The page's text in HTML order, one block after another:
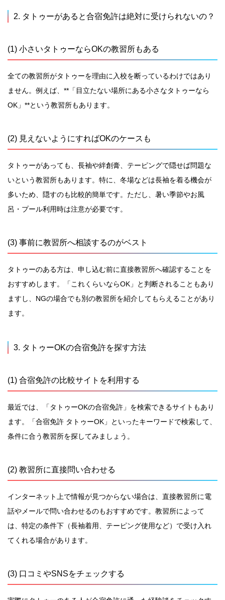
2. タトゥーがあると合宿免許は絶対に受けられないの？
(1) 小さいタトゥーならOKの教習所もある
全ての教習所がタトゥーを理由に入校を断っているわけではあり
ません。例えば、**「目立たない場所にある小さなタトゥーなら
OK」**という教習所もあります。
(2) 見えないようにすればOKのケースも
タトゥーがあっても、長袖や絆創膏、テーピングで隠せば問題な
いという教習所もあります。特に、冬場などは長袖を着る機会が
多いため、隠すのも比較的簡単です。ただし、暑い季節やお風
呂・プール利用時は注意が必要です。
(3) 事前に教習所へ相談するのがベスト
タトゥーのある方は、申し込む前に直接教習所へ確認することを
おすすめします。「これくらいならOK」と判断されることもあり
ますし、NGの場合でも別の教習所を紹介してもらえることがあり
ます。
3. タトゥーOKの合宿免許を探す方法
(1) 合宿免許の比較サイトを利用する
最近では、「タトゥーOKの合宿免許」を検索できるサイトもあり
ます。「合宿免許 タトゥーOK」といったキーワードで検索して、
条件に合う教習所を探してみましょう。
(2) 教習所に直接問い合わせる
インターネット上で情報が見つからない場合は、直接教習所に電
話やメールで問い合わせるのもおすすめです。教習所によって
は、特定の条件下（長袖着用、テーピング使用など）で受け入れ
てくれる場合があります。
(3) 口コミやSNSをチェックする